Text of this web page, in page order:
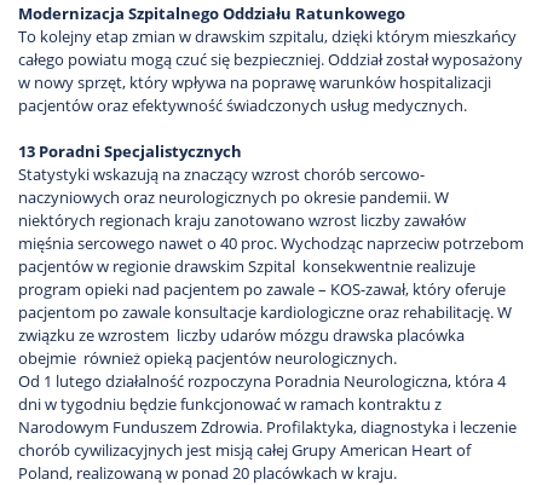
Modernizacja Szpitalnego Oddziału Ratunkowego
To kolejny etap zmian w drawskim szpitalu, dzięki którym mieszkańcy
całego powiatu mogą czuć się bezpieczniej. Oddział został wyposażony
w nowy sprzęt, który wpływa na poprawę warunków hospitalizacji
pacjentów oraz efektywność świadczonych usług medycznych.
13 Poradni Specjalistycznych
Statystyki wskazują na znaczący wzrost chorób sercowo-
naczyniowych oraz neurologicznych po okresie pandemii. W
niektórych regionach kraju zanotowano wzrost liczby zawałów
mięśnia sercowego nawet o 40 proc. Wychodząc naprzeciw potrzebom
pacjentów w regionie drawskim Szpital konsekwentnie realizuje
program opieki nad pacjentem po zawale – KOS-zawał, który oferuje
pacjentom po zawale konsultacje kardiologiczne oraz rehabilitację. W
związku ze wzrostem liczby udarów mózgu drawska placówka
obejmie również opieką pacjentów neurologicznych.
Od 1 lutego działalność rozpoczyna Poradnia Neurologiczna, która 4
dni w tygodniu będzie funkcjonować w ramach kontraktu z
Narodowym Funduszem Zdrowia. Profilaktyka, diagnostyka i leczenie
chorób cywilizacyjnych jest misją całej Grupy American Heart of
Poland, realizowaną w ponad 20 placówkach w kraju.